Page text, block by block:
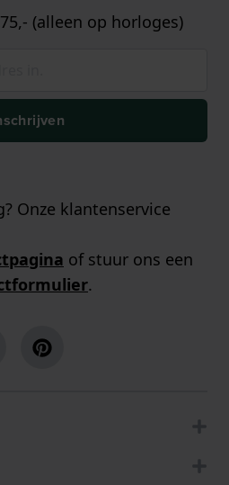
(alleen op horloges)
Onze klantenservice
of stuur ons een
.